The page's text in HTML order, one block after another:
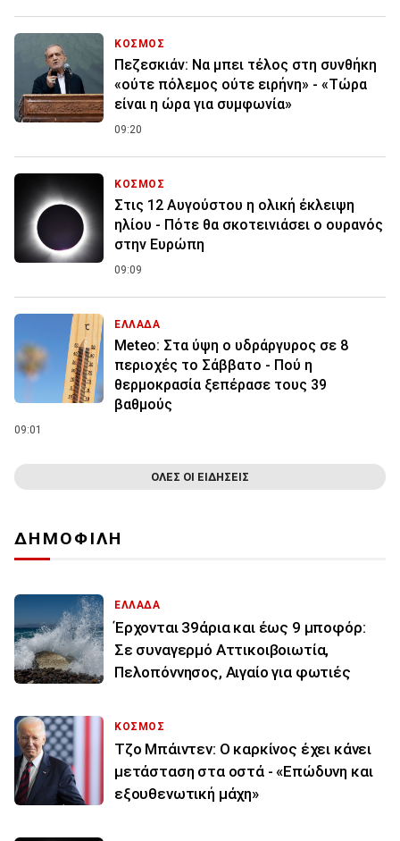
ΚΟΣΜΟΣ
Πεζεσκιάν: Να μπει τέλος στη συνθήκη
«ούτε πόλεμος ούτε ειρήνη» - «Τώρα
είναι η ώρα για συμφωνία»
09:20
ΚΟΣΜΟΣ
Στις 12 Αυγούστου η ολική έκλειψη
ηλίου - Πότε θα σκοτεινιάσει ο ουρανός
στην Ευρώπη
09:09
ΕΛΛΑΔΑ
Meteo: Στα ύψη ο υδράργυρος σε 8
περιοχές το Σάββατο - Πού η
θερμοκρασία ξεπέρασε τους 39
βαθμούς
09:01
ΟΛΕΣ ΟΙ ΕΙΔΗΣΕΙΣ
ΔΗΜΟΦΙΛΗ
ΕΛΛΑΔΑ
Έρχονται 39άρια και έως 9 μποφόρ:
Σε συναγερμό Αττικοιβοιωτία,
Πελοπόννησος, Αιγαίο για φωτιές
ΚΟΣΜΟΣ
Τζο Μπάιντεν: Ο καρκίνος έχει κάνει
μετάσταση στα οστά - «Επώδυνη και
εξουθενωτική μάχη»